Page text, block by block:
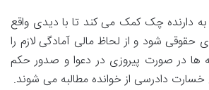
به دارنده چک کمک می کند تا با دیدی واقع
حقوقی شود و از لحاظ مالی آمادگی لازم را
ها در صورت پیروزی در دعوا و صدور حکم
خسارت دادرسی از خوانده مطالبه می شوند.